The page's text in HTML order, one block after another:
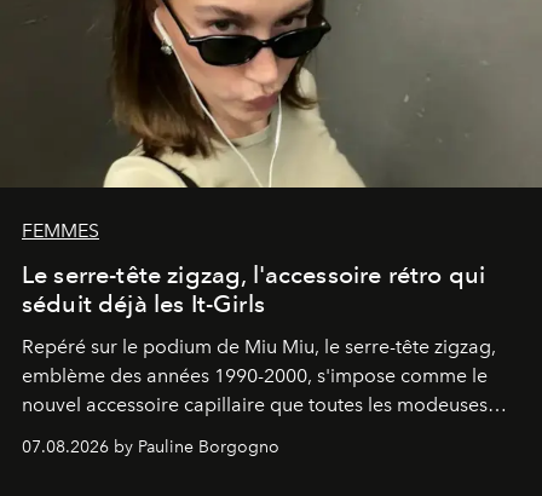
FEMMES
Le serre-tête zigzag, l'accessoire rétro qui
séduit déjà les It-Girls
Repéré sur le podium de Miu Miu, le serre-tête zigzag,
emblème des années 1990-2000, s'impose comme le
nouvel accessoire capillaire que toutes les modeuses
07.08.2026 by Pauline Borgogno